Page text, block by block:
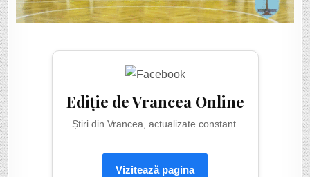
Ediție de Vrancea Online
Știri din Vrancea, actualizate constant.
Vizitează pagina